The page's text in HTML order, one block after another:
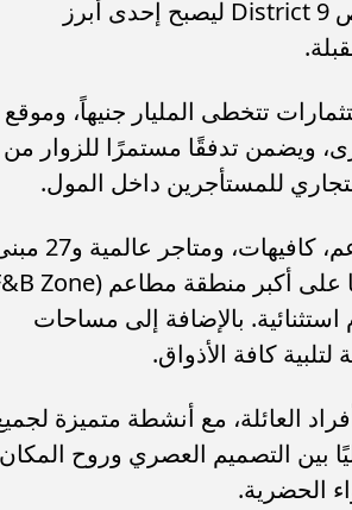
بداية الأعمال، بما يعكس نجاح التخطيط المسبق ويعزز فرص District 9 ليصبح إحدى أبرز
عن 100,000متر مربع، باستثمارات تتخطى المليار جنيهاً، وموقع
ويضمن تدفقًا مستمرًا للزوار من
للمستأجرين داخل المول.
يضم المشروع أكثر من 86 وحدة تجارية متنوعة تشمل
بالإضافة إلى مساحات
كافة الأذواق.
العائلة، مع أنشطة متميزة
بين التصميم العصري وروح
الحضرية.
تنظيم الاتصالات في مصر: عدم
عطل فني بتطبيق My NTRA...